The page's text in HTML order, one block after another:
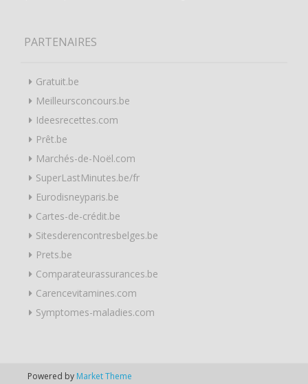
PARTENAIRES
Gratuit.be
Meilleursconcours.be
Ideesrecettes.com
Prêt.be
Marchés-de-Noël.com
SuperLastMinutes.be/fr
Eurodisneyparis.be
Cartes-de-crédit.be
Sitesderencontresbelges.be
Prets.be
Comparateurassurances.be
Carencevitamines.com
Symptomes-maladies.com
Powered by Market Theme